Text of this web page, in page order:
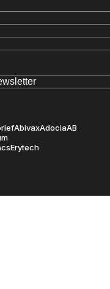
AbivaxAdociaAB
Erytech